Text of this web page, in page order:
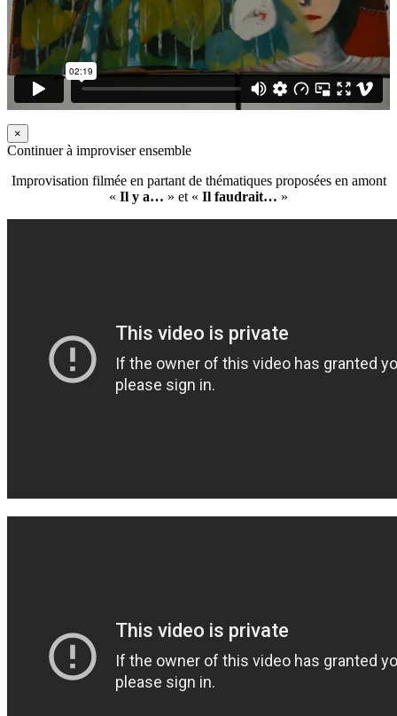
×
Continuer à improviser ensemble
Improvisation filmée en partant de thématiques proposées en amont
« Il y a… » et « Il faudrait… »